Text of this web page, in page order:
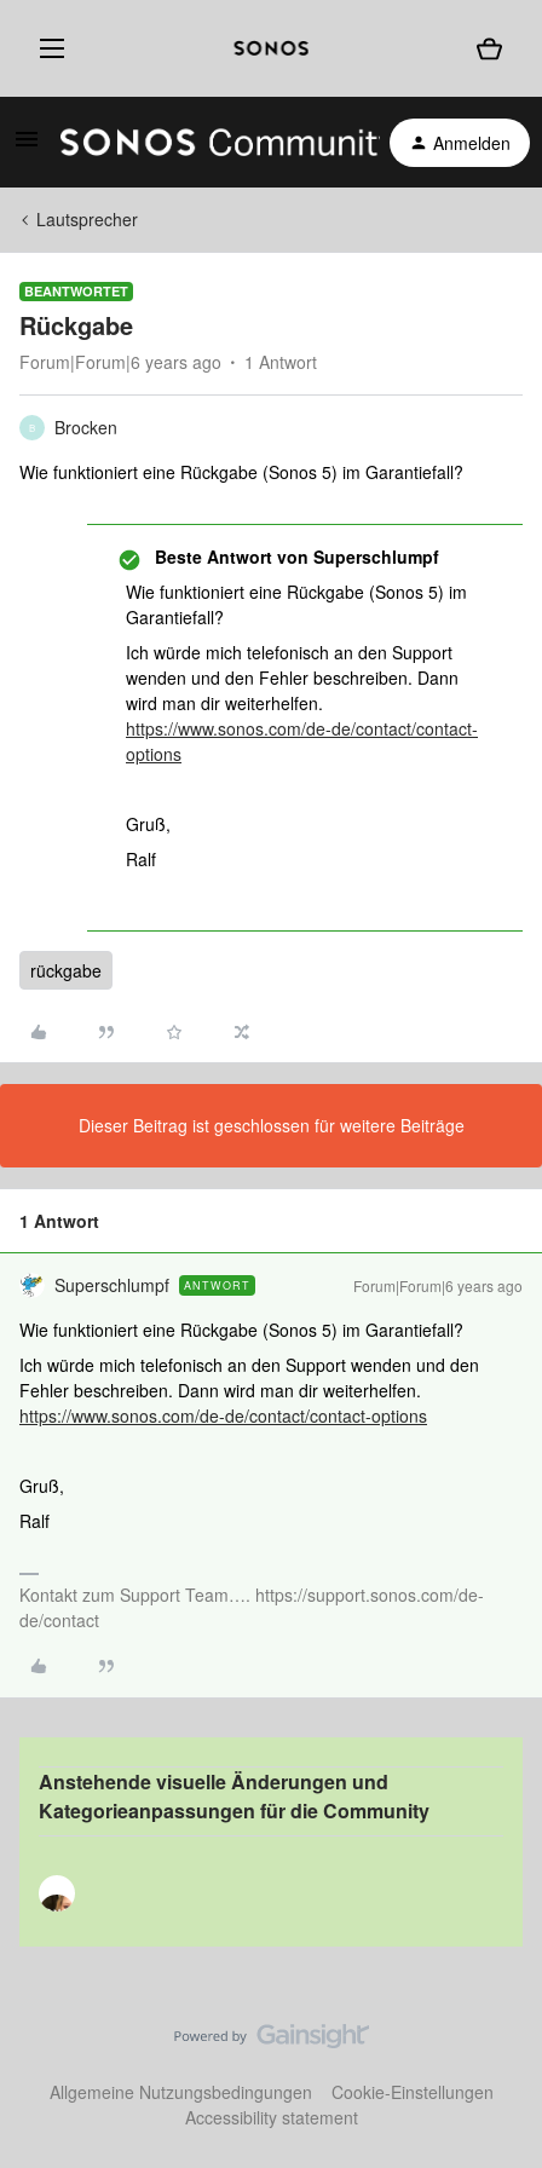
Anmelden
Lautsprecher
BEANTWORTET
Rückgabe
Forum|Forum|6 years ago 1 Antwort
B
Brocken
Wie funktioniert eine Rückgabe (Sonos 5) im Garantiefall?
Beste Antwort von Superschlumpf
Wie funktioniert eine Rückgabe (Sonos 5) im
Garantiefall?
Ich würde mich telefonisch an den Support
wenden und den Fehler beschreiben. Dann
wird man dir weiterhelfen.
https://www.sonos.com/de-de/contact/contact-
options
Gruß,
Ralf
rückgabe
Dieser Beitrag ist geschlossen für weitere Beiträge
1 Antwort
Superschlumpf ANTWORT Forum|Forum|6 years ago
Wie funktioniert eine Rückgabe (Sonos 5) im Garantiefall?
Ich würde mich telefonisch an den Support wenden und den
Fehler beschreiben. Dann wird man dir weiterhelfen.
https://www.sonos.com/de-de/contact/contact-options
Gruß,
Ralf
Kontakt zum Support Team…. https://support.sonos.com/de-
de/contact
Anstehende visuelle Änderungen und
Kategorieanpassungen für die Community
Allgemeine Nutzungsbedingungen
Cookie-Einstellungen
Accessibility statement